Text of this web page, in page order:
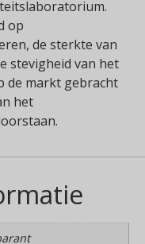
op
de sterkte van
stevigheid van het
de markt gebracht
het